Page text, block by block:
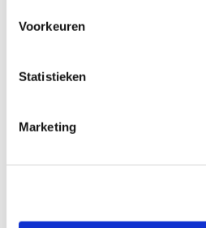
Voorkeuren
Statistieken
Marketing
MotoPort Wormerveer